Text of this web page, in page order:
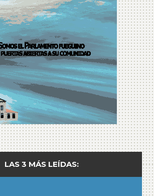
LAS 3 MÁS LEÍDAS: